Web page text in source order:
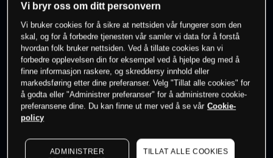
0% av kunder erpå dette instrumentet
Søk om konto
Kursene er veiledende. to see latest market data
Vi bryr oss om ditt personvern
Vi bruker cookies for å sikre at nettsiden vår fungerer som den
skal, og for å forbedre tjenesten vår samler vi data for å forstå
hvordan folk bruker nettsiden. Ved å tillate cookies kan vi
forbedre opplevelsen din for eksempel ved å hjelpe deg med å
finne informasjon raskere, og skreddersy innhold eller
markedsføring etter dine preferanser. Velg "Tillat alle cookies" for
å godta eller "Administrer preferanser" for å administrere cookie-
preferansene dine. Du kan finne ut mer ved å se vår Cookie-
policy
ADMINISTRER
TILLAT ALLE COOKIES